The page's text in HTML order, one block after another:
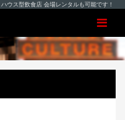
ウス型飲食店 会場レンタルも可能です！